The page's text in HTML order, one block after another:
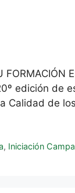
edición de
Calidad de
, Iniciación